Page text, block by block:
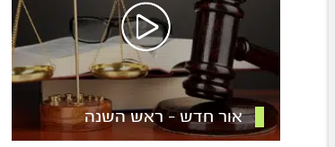
אור חדש – ראש השנה